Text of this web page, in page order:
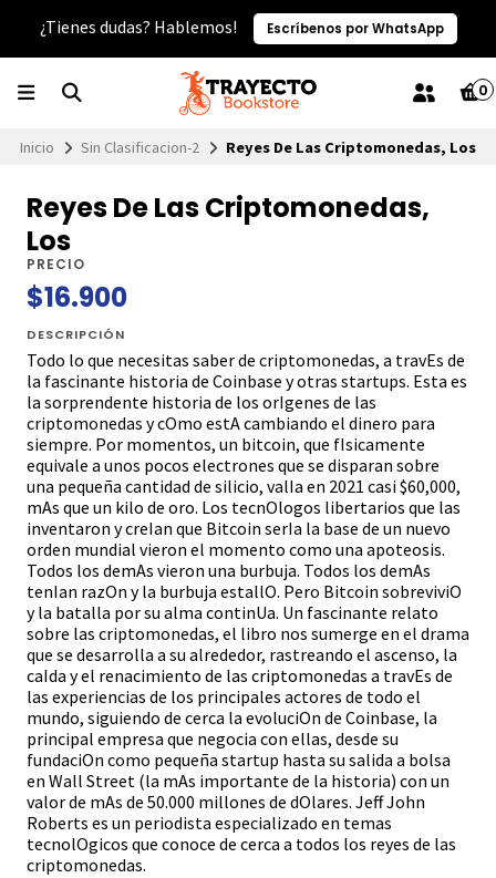
¿Tienes dudas? Hablemos! Escríbenos por WhatsApp
0
Inicio Sin Clasificacion-2 Reyes De Las Criptomonedas, Los
Reyes De Las Criptomonedas,
Los
PRECIO
$16.900
DESCRIPCIÓN
Todo lo que necesitas saber de criptomonedas, a travEs de
la fascinante historia de Coinbase y otras startups. Esta es
la sorprendente historia de los orIgenes de las
criptomonedas y cOmo estA cambiando el dinero para
siempre. Por momentos, un bitcoin, que fIsicamente
equivale a unos pocos electrones que se disparan sobre
una pequeña cantidad de silicio, valIa en 2021 casi $60,000,
mAs que un kilo de oro. Los tecnOlogos libertarios que las
inventaron y creIan que Bitcoin serIa la base de un nuevo
orden mundial vieron el momento como una apoteosis.
Todos los demAs vieron una burbuja. Todos los demAs
tenIan razOn y la burbuja estallO. Pero Bitcoin sobreviviO
y la batalla por su alma continUa. Un fascinante relato
sobre las criptomonedas, el libro nos sumerge en el drama
que se desarrolla a su alrededor, rastreando el ascenso, la
caIda y el renacimiento de las criptomonedas a travEs de
las experiencias de los principales actores de todo el
mundo, siguiendo de cerca la evoluciOn de Coinbase, la
principal empresa que negocia con ellas, desde su
fundaciOn como pequeña startup hasta su salida a bolsa
en Wall Street (la mAs importante de la historia) con un
valor de mAs de 50.000 millones de dOlares. Jeff John
Roberts es un periodista especializado en temas
tecnolOgicos que conoce de cerca a todos los reyes de las
criptomonedas.